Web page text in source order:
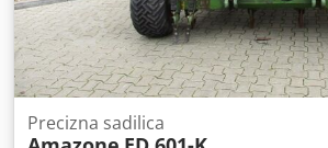
Precizna sadilica